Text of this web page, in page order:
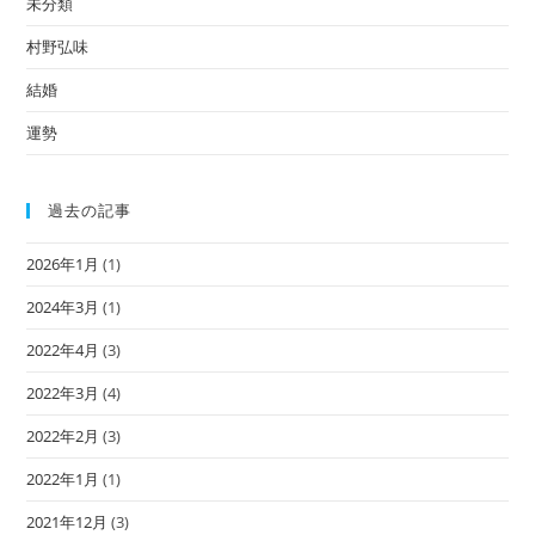
村野弘味
結婚
運勢
過去の記事
2026年1月 (1)
2024年3月 (1)
2022年4月 (3)
2022年3月 (4)
2022年2月 (3)
2022年1月 (1)
2021年12月 (3)